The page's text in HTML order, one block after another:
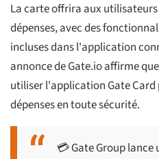
La carte offrira aux
dépenses, avec des
incluses dans l'application
annonce de Gate.io affirme
utiliser l'application Gate Card
dépenses en toute sécurité.
💳 Gate Group